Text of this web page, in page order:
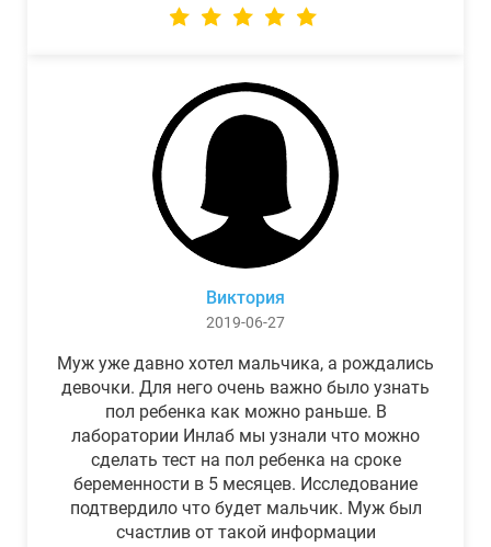
Виктория
2019-06-27
Муж уже давно хотел мальчика, а рождались
девочки. Для него очень важно было узнать
пол ребенка как можно раньше. В
лаборатории Инлаб мы узнали что можно
сделать тест на пол ребенка на сроке
беременности в 5 месяцев. Исследование
подтвердило что будет мальчик. Муж был
счастлив от такой информации